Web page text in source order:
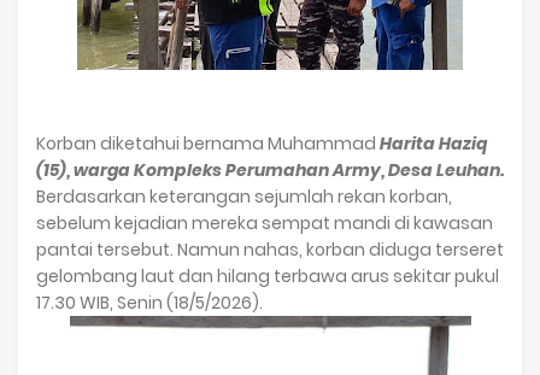
Korban diketahui bernama Muhammad Harita Haziq
(15), warga Kompleks Perumahan Army, Desa Leuhan.
Berdasarkan keterangan sejumlah rekan korban,
sebelum kejadian mereka sempat mandi di kawasan
pantai tersebut. Namun nahas, korban diduga terseret
gelombang laut dan hilang terbawa arus sekitar pukul
17.30 WIB, Senin (18/5/2026).